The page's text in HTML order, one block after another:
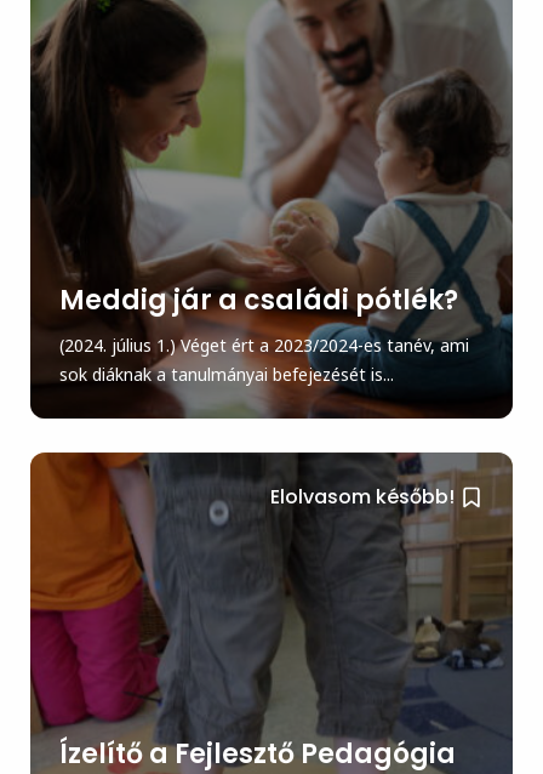
Meddig jár a családi pótlék?
(2024. július 1.) Véget ért a 2023/2024-es tanév, ami
sok diáknak a tanulmányai befejezését is...
Elolvasom később!
Ízelítő a Fejlesztő Pedagógia